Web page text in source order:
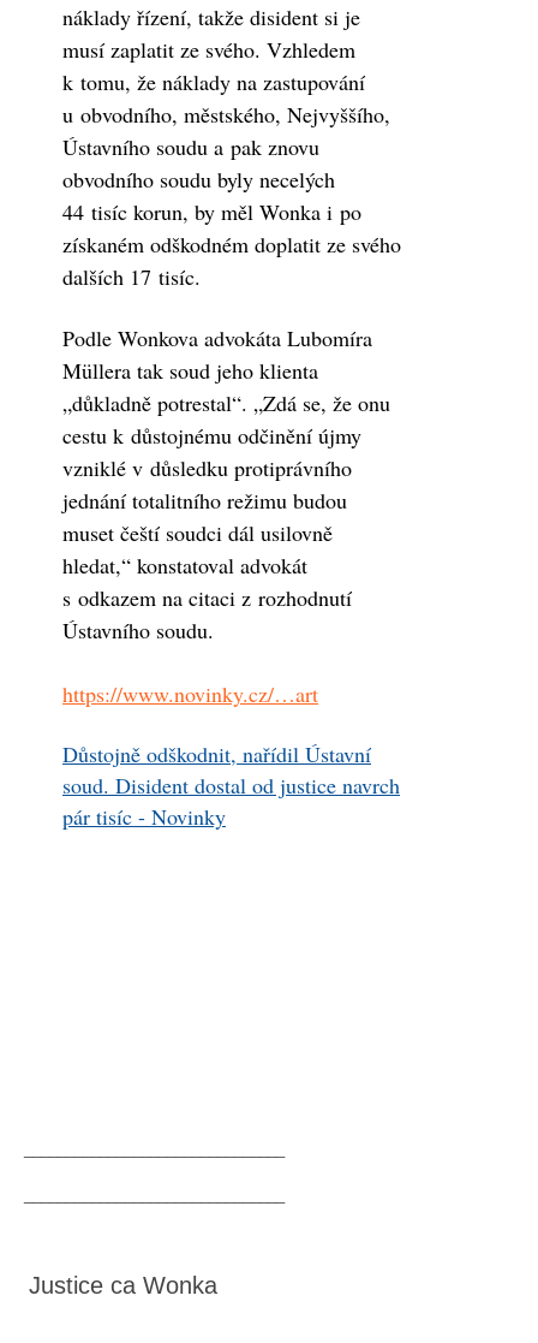
náklady řízení, takže disident si je
musí zaplatit ze svého. Vzhledem
k tomu, že náklady na zastupování
u obvodního, městského, Nejvyššího,
Ústavního soudu a pak znovu
obvodního soudu byly necelých
44 tisíc korun, by měl Wonka i po
získaném odškodném doplatit ze svého
dalších 17 tisíc.
Podle Wonkova advokáta Lubomíra
Müllera tak soud jeho klienta
„důkladně potrestal“. „Zdá se, že onu
cestu k důstojnému odčinění újmy
vzniklé v důsledku protiprávního
jednání totalitního režimu budou
muset čeští soudci dál usilovně
hledat,“ konstatoval advokát
s odkazem na citaci z rozhodnutí
Ústavního soudu.
https://www.novinky.cz/…art
Důstojně odškodnit, nařídil Ústavní
soud. Disident dostal od justice navrch
pár tisíc - Novinky
Justice ca Wonka